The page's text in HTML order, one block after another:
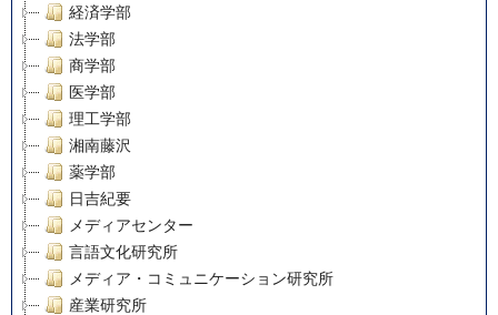
経済学部
法学部
商学部
医学部
理工学部
湘南藤沢
薬学部
日吉紀要
メディアセンター
言語文化研究所
メディア・コミュニケーション研究所
産業研究所